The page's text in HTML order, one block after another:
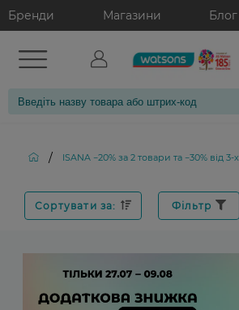
Бренди Магазини Блог
/ ISANA −20% за 2 товари та −30% від 3-х
Сортувати за: Фільтр